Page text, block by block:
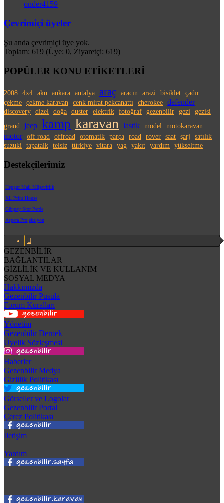
onder4159
Çevrimiçi üyeler
Şu anda çevrimiçi üye yok.
Toplam: 619 (Üye: 0, Ziyaretçi: 619)
POPÜLER KONU ETİKETLERİ
2008 4x4 aku ankara antalya araç aracın arazi bisiklet çadır
çekme çekme karavan cenk mirat pekcanattı cherokee defender
discovery dizel doğa duster elektrik fotoğraf gezenbilir gezi gezisi
grand jeep kamp karavan lastik model motokaravan
motor off road offroad otomatik parça road rover saat şarj
satılık
suzuki tapatalk telsiz türkiye vitara yag yakıt yardım yükseltme
Destekçilerimiz
Hepgur Mali Müşavirlik
XL Print House
Günpay Stor Perde
Aspera Projeksiyon
GEZENBİLİR
BAĞLANTILAR
GİZLİLİK VE KULLANIM
SOSYAL MEDYA
Hakkımızda
Gezenbilir Pusula
Forum Kuralları
Yönetim
Gezenbilir Dernek
Üyelik Sözleşmesi
Haberler
Gezenbilir Medya
Gizlilik Politikası
Görseller ve Logolar
Gezenbilir Portal
Çerez Politikası
İletişim
Yardım